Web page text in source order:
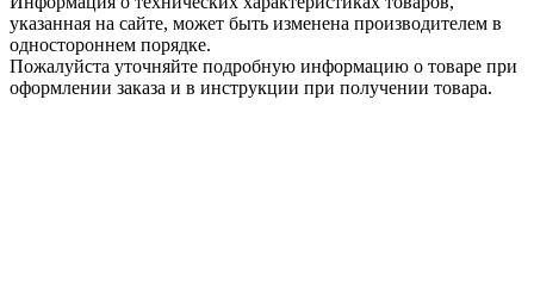
указанная на сайте, может быть изменена производителем в
одностороннем порядке.
Пожалуйста уточняйте подробную информацию о товаре при
оформлении заказа и в инструкции при получении товара.